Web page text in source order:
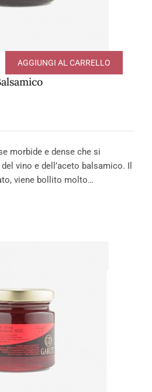
AGGIUNGI AL CARRELLO
morbide e dense che si
vino e dell’aceto balsamico. Il
viene bollito molto…